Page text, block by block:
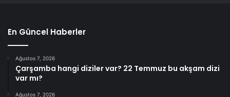
En Güncel Haberler
Ağustos 7, 2026
Çarşamba hangi diziler var? 22 Temmuz bu akşam dizi
var mı?
Ağustos 7, 2026